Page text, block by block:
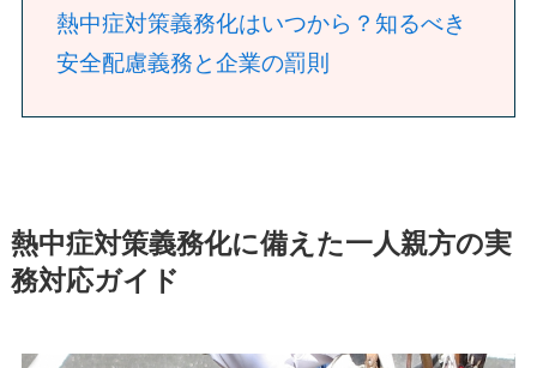
熱中症対策義務化はいつから？知るべき
安全配慮義務と企業の罰則
熱中症対策義務化に備えた一人親方の実
務対応ガイド